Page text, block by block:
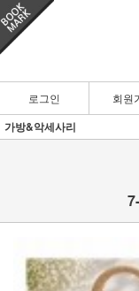
로그인 회원
가방&악세사리